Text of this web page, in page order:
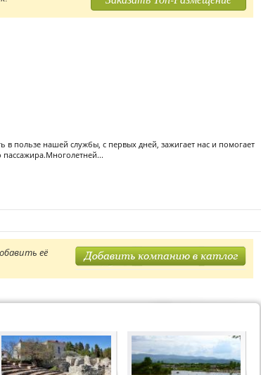
в пользе нашей службы, с первых дней, зажигает нас и помогает
её